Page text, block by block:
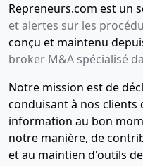
Repreneurs.com est un
et alertes sur les
conçu et maintenu
broker M&A spécialisé
Notre mission est de
conduisant à nos clients
information au bon
notre manière, de
et au maintien d'outils